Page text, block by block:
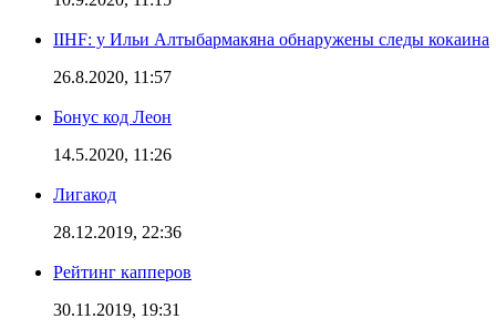
IIHF: у Ильи Алтыбармакяна обнаружены следы кокаина
26.8.2020, 11:57
Бонус код Леон
14.5.2020, 11:26
Лигакод
28.12.2019, 22:36
Рейтинг капперов
30.11.2019, 19:31